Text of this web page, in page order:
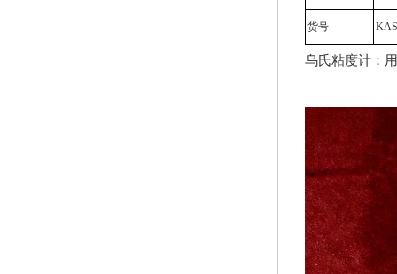
货号
乌氏粘度计：